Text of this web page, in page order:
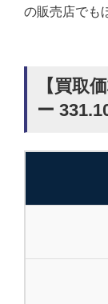
の販売店でも
【買取
ー